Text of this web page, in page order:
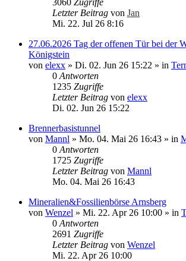
3060 Zugriffe
Letzter Beitrag von Jan
Mi. 22. Jul 26 8:16
27.06.2026 Tag der offenen Tür bei der
Königstein
von elexx » Di. 02. Jun 26 15:22 » in
0 Antworten
1235 Zugriffe
Letzter Beitrag von elexx
Di. 02. Jun 26 15:22
Brennerbasistunnel
von Mannl » Mo. 04. Mai 26 16:43 » in
0 Antworten
1725 Zugriffe
Letzter Beitrag von Mannl
Mo. 04. Mai 26 16:43
Mineralien&Fossilienbörse Arnsberg
von Wenzel » Mi. 22. Apr 26 10:00 » in
0 Antworten
2691 Zugriffe
Letzter Beitrag von Wenzel
Mi. 22. Apr 26 10:00